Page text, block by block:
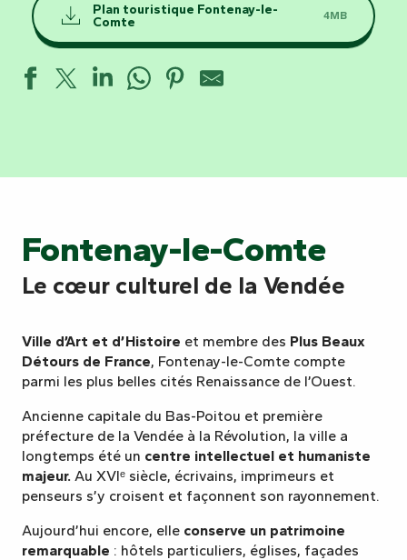
Plan touristique Fontenay-le-
Comte 4MB
Fontenay-le-Comte
Le cœur culturel de la Vendée
Ville d’Art et d’Histoire et membre des Plus Beaux
Détours de France, Fontenay-le-Comte compte
parmi les plus belles cités Renaissance de l’Ouest.
Ancienne capitale du Bas-Poitou et première
préfecture de la Vendée à la Révolution, la ville a
longtemps été un centre intellectuel et humaniste
majeur. Au XVIᵉ siècle, écrivains, imprimeurs et
penseurs s’y croisent et façonnent son rayonnement.
Aujourd’hui encore, elle conserve un patrimoine
remarquable : hôtels particuliers, églises, façades